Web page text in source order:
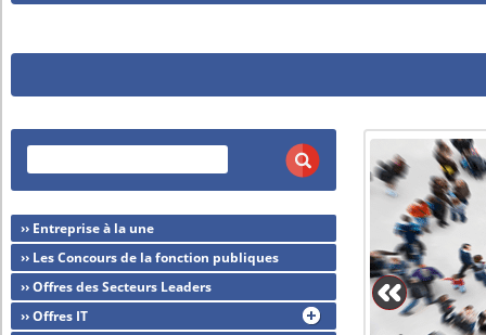
›› Entreprise à la une
›› Les Concours de la fonction publiques
›› Offres des Secteurs Leaders
›› Offres IT